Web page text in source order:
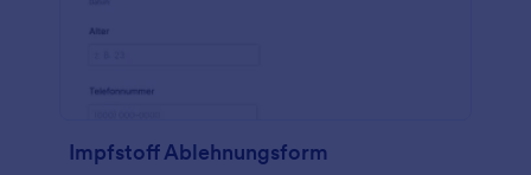
Impfstoff Ablehnungsform